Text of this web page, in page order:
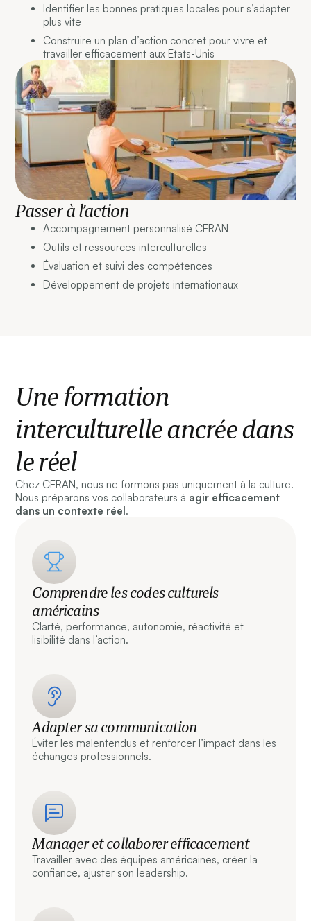
Identifier les bonnes pratiques locales pour s’adapter
plus vite
Construire un plan d’action concret pour vivre et
travailler efficacement aux Etats-Unis
Passer à l’action
Accompagnement personnalisé CERAN
Outils et ressources interculturelles
Évaluation et suivi des compétences
Développement de projets internationaux
Une formation
interculturelle ancrée dans
le réel
Chez CERAN, nous ne formons pas uniquement à la culture.
Nous préparons vos collaborateurs à agir efficacement
dans un contexte réel .
Comprendre les codes culturels
américains
Clarté, performance, autonomie, réactivité et
lisibilité dans l’action.
Adapter sa communication
Éviter les malentendus et renforcer l’impact dans les
échanges professionnels.
Manager et collaborer efficacement
Travailler avec des équipes américaines, créer la
confiance, ajuster son leadership.